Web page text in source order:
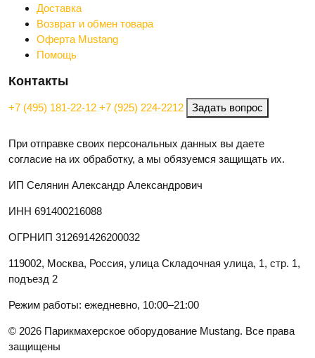
Доставка
Возврат и обмен товара
Оферта Mustang
Помощь
Контакты
+7 (495) 181-22-12 +7 (925) 224-2212 Задать вопрос
При отправке своих персональных данных вы даете
согласие на их обработку, а мы обязуемся защищать их.
ИП Селянин Александр Александрович
ИНН 691400216088
ОГРНИП 312691426200032
119002, Москва, Россия, улица Складочная улица, 1, стр. 1,
подъезд 2
Режим работы: ежедневно, 10:00–21:00
© 2026 Парикмахерское оборудование Mustang. Все права
защищены